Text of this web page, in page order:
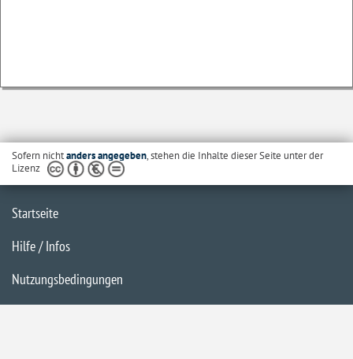
Sofern nichtanders angegeben, stehen die Inhalte dieser Seite unter der
Lizenz
Startseite
Hilfe / Infos
Nutzungsbedingungen